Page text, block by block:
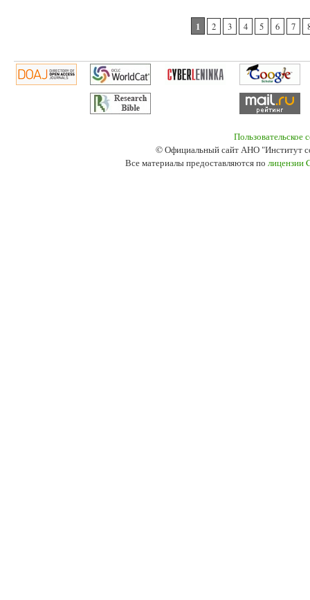
1 2 3 4 5 6 7
Пользовательское
© Официальный сайт АНО "Институт
Все материалы предоставляются по лицензии